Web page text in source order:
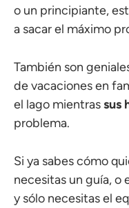
o un principiante,
a sacar el máximo
También son
de vacaciones en
el lago mientrassus
problema.
Si ya sabes cómo
necesitas un guía, o
y sólo necesitas el